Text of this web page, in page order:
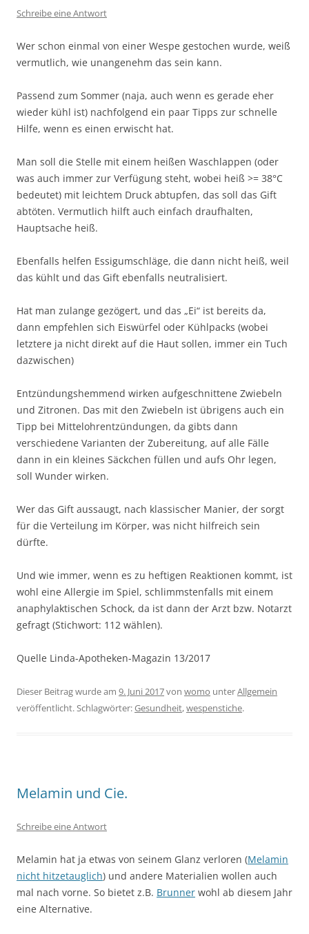
Schreibe eine Antwort
Wer schon einmal von einer Wespe gestochen wurde, weiß
vermutlich, wie unangenehm das sein kann.
Passend zum Sommer (naja, auch wenn es gerade eher
wieder kühl ist) nachfolgend ein paar Tipps zur schnelle
Hilfe, wenn es einen erwischt hat.
Man soll die Stelle mit einem heißen Waschlappen (oder
was auch immer zur Verfügung steht, wobei heiß >= 38°C
bedeutet) mit leichtem Druck abtupfen, das soll das Gift
abtöten. Vermutlich hilft auch einfach draufhalten,
Hauptsache heiß.
Ebenfalls helfen Essigumschläge, die dann nicht heiß, weil
das kühlt und das Gift ebenfalls neutralisiert.
Hat man zulange gezögert, und das „Ei“ ist bereits da,
dann empfehlen sich Eiswürfel oder Kühlpacks (wobei
letztere ja nicht direkt auf die Haut sollen, immer ein Tuch
dazwischen)
Entzündungshemmend wirken aufgeschnittene Zwiebeln
und Zitronen. Das mit den Zwiebeln ist übrigens auch ein
Tipp bei Mittelohrentzündungen, da gibts dann
verschiedene Varianten der Zubereitung, auf alle Fälle
dann in ein kleines Säckchen füllen und aufs Ohr legen,
soll Wunder wirken.
Wer das Gift aussaugt, nach klassischer Manier, der sorgt
für die Verteilung im Körper, was nicht hilfreich sein
dürfte.
Und wie immer, wenn es zu heftigen Reaktionen kommt, ist
wohl eine Allergie im Spiel, schlimmstenfalls mit einem
anaphylaktischen Schock, da ist dann der Arzt bzw. Notarzt
gefragt (Stichwort: 112 wählen).
Quelle Linda-Apotheken-Magazin 13/2017
Dieser Beitrag wurde am 9. Juni 2017von womo unterAllgemein
veröffentlicht. Schlagwörter:Gesundheit,wespenstiche.
Melamin und Cie.
Schreibe eine Antwort
Melamin hat ja etwas von seinem Glanz verloren (Melamin
nicht hitzetauglich) und andere Materialien wollen auch
mal nach vorne. So bietet z.B. Brunner wohl ab diesem Jahr
eine Alternative.